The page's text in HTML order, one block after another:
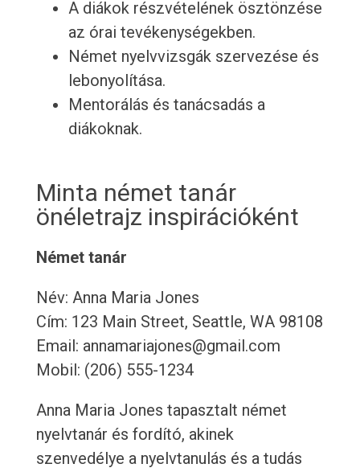
A diákok részvételének ösztönzése
az órai tevékenységekben.
Német nyelvvizsgák szervezése és
lebonyolítása.
Mentorálás és tanácsadás a
diákoknak.
Minta német tanár
önéletrajz inspirációként
Német tanár
Név: Anna Maria Jones
Cím: 123 Main Street, Seattle, WA 98108
Email: annamariajones@gmail.com
Mobil: (206) 555-1234
Anna Maria Jones tapasztalt német
nyelvtanár és fordító, akinek
szenvedélye a nyelvtanulás és a tudás